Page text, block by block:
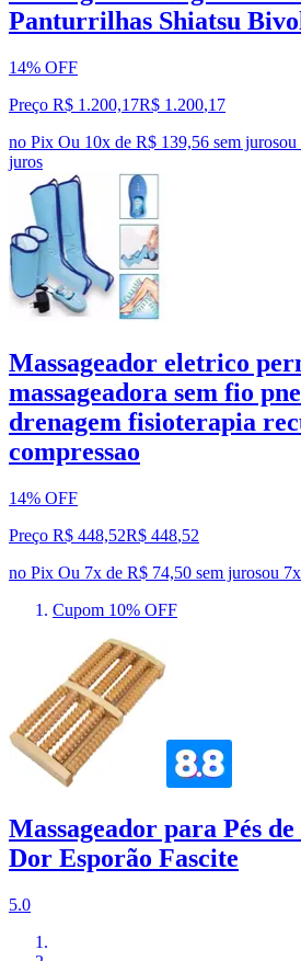
Panturrilhas Shiatsu
14% OFF
Preço R$ 1.200,17R$ 1.200,17
no Pix Ou 10x de R$ 139,56 sem jurosou
juros
Massageador eletrico
massageadora sem fio
drenagem fisioterapia
compressao
14% OFF
Preço R$ 448,52R$ 448,52
no Pix Ou 7x de R$ 74,50 sem jurosou 7
Cupom 10% OFF
Massageador para Pés
Dor Esporão Fascite
5.0